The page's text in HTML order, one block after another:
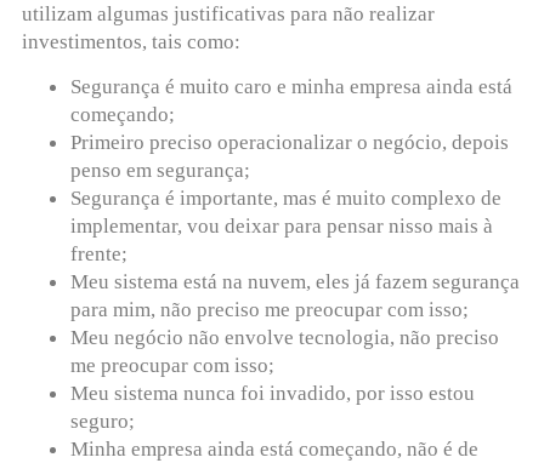
utilizam algumas justificativas para não realizar
investimentos, tais como:
Segurança é muito caro e minha empresa ainda está
começando;
Primeiro preciso operacionalizar o negócio, depois
penso em segurança;
Segurança é importante, mas é muito complexo de
implementar, vou deixar para pensar nisso mais à
frente;
Meu sistema está na nuvem, eles já fazem segurança
para mim, não preciso me preocupar com isso;
Meu negócio não envolve tecnologia, não preciso
me preocupar com isso;
Meu sistema nunca foi invadido, por isso estou
seguro;
Minha empresa ainda está começando, não é de